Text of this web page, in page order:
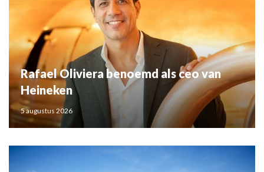
Rafael Oliviera benoemd als ceo van
Heineken
5 augustus 2026